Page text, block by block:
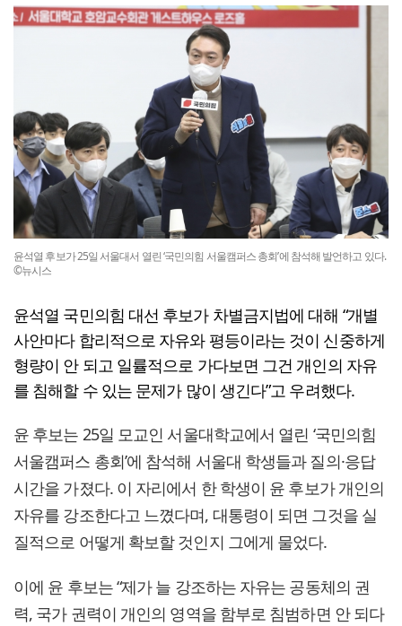
윤석열 후보가 25일 서울대서 열린 ‘국민의힘 서울캠퍼스 총회’에 참석해 발언하고 있다.
©뉴시스
윤석열 국민의힘 대선 후보가 차별금지법에 대해 “개별
사안마다 합리적으로 자유와 평등이라는 것이 신중하게
형량이 안 되고 일률적으로 가다보면 그건 개인의 자유
를 침해할 수 있는 문제가 많이 생긴다”고 우려했다.
윤 후보는 25일 모교인 서울대학교에서 열린 ‘국민의힘
서울캠퍼스 총회’에 참석해 서울대 학생들과 질의·응답
시간을 가졌다. 이 자리에서 한 학생이 윤 후보가 개인의
자유를 강조한다고 느꼈다며, 대통령이 되면 그것을 실
질적으로 어떻게 확보할 것인지 그에게 물었다.
이에 윤 후보는 “제가 늘 강조하는 자유는 공동체의 권
력, 국가 권력이 개인의 영역을 함부로 침범하면 안 되다